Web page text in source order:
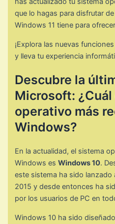
que lo hagas para disfrutar
Windows 11 tiene para
¡Explora las nuevas
y lleva tu experiencia
Descubre la
Microsoft:
operativo más
Windows?
En la actualidad, el sistema
Windows esWindows 10.
este sistema ha sido lanzado
2015 y desde entonces ha
por los usuarios de PC en
Windows 10 ha sido